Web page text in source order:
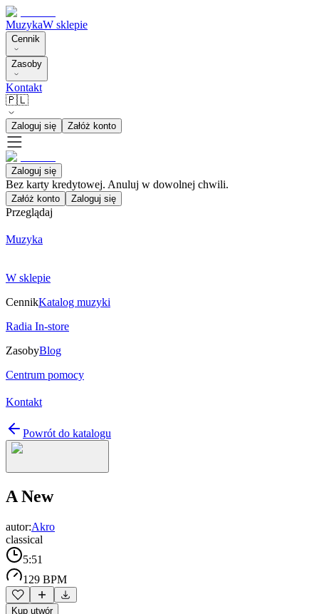
MuzykaW sklepie
Cennik
Zasoby
Kontakt
🇵🇱
Zaloguj się Załóż konto
Zaloguj się
Bez karty kredytowej. Anuluj w dowolnej chwili.
Załóż konto Zaloguj się
Przeglądaj
Muzyka
W sklepie
CennikKatalog muzyki
Radia In-store
ZasobyBlog
Centrum pomocy
Kontakt
Powrót do katalogu
A New
autor:Akro
classical
5:51
129 BPM
Kup utwór